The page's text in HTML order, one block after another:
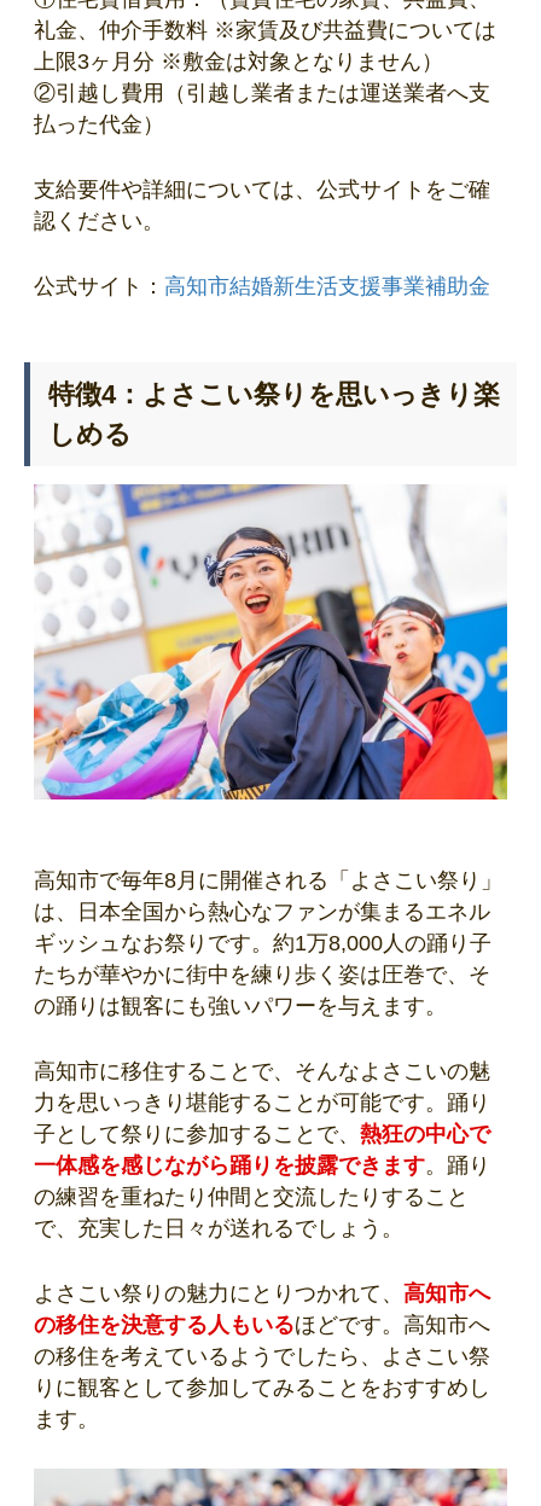
礼金、仲介手数料 ※家賃及び共益費については
上限3ヶ月分 ※敷金は対象となりません）
②引越し費用（引越し業者または運送業者へ支
払った代金）
支給要件や詳細については、公式サイトをご確
認ください。
公式サイト： 高知市結婚新生活支援事業補助金
特徴4：よさこい祭りを思いっきり楽
しめる
高知市で毎年8月に開催される「よさこい祭り」
は、日本全国から熱心なファンが集まるエネル
ギッシュなお祭りです。約1万8,000人の踊り子
たちが華やかに街中を練り歩く姿は圧巻で、そ
の踊りは観客にも強いパワーを与えます。
高知市に移住することで、そんなよさこいの魅
力を思いっきり堪能することが可能です。踊り
子として祭りに参加することで、 熱狂の中心で
一体感を感じながら踊りを披露できます。踊り
の練習を重ねたり仲間と交流したりすること
で、充実した日々が送れるでしょう。
よさこい祭りの魅力にとりつかれて、 高知市へ
の移住を決意する人もいるほどです。高知市へ
の移住を考えているようでしたら、よさこい祭
りに観客として参加してみることをおすすめし
ます。